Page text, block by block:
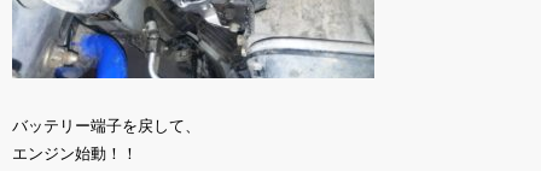
バッテリー端子を戻して、
エンジン始動！！